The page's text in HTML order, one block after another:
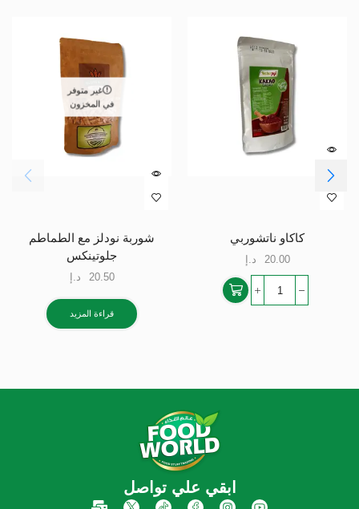
كاكاو ناتشوربي
20.00 د.إ
غير متوفر
في المخزون
شوربة نودلز مع الطماطم
جلوتينكس
20.50 د.إ
قراءة المزيد
ابقي علي تواصل